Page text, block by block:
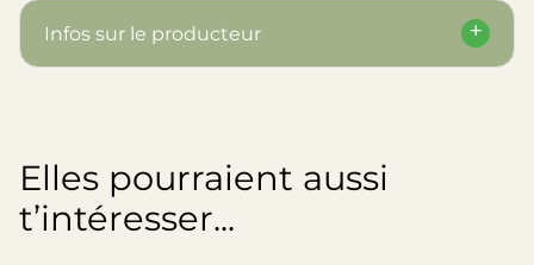
Infos sur le producteur
Elles pourraient aussi
t’intéresser...